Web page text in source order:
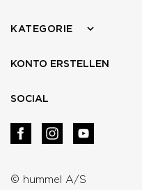
© hummel A/S
KATEGORIE
KONTO ERSTELLEN
SOCIAL